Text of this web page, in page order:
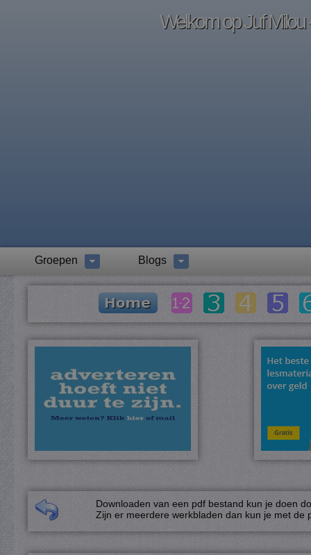
Welkom op Juf Milou
Groepen Blogs
Downloaden van een pdf bestand kun je doen
Zijn er meerdere werkbladen dan kun je met de